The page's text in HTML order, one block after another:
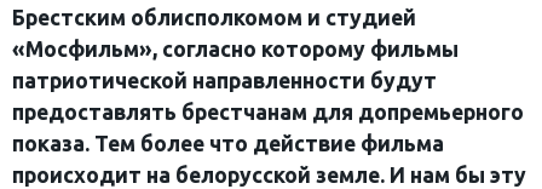
Брестским облисполкомом и студией
«Мосфильм», согласно которому фильмы
патриотической направленности будут
предоставлять брестчанам для допремьерного
показа. Тем более что действие фильма
происходит на белорусской земле. И нам бы эту